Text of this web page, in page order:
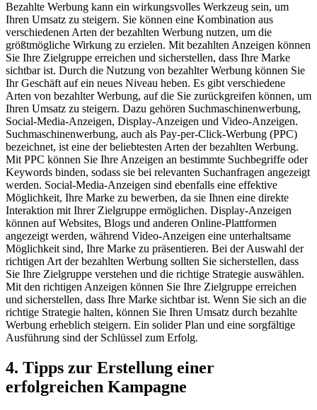
Bezahlte Werbung kann ein wirkungsvolles Werkzeug sein, um
Ihren Umsatz zu steigern. Sie können eine Kombination aus
verschiedenen Arten der bezahlten Werbung nutzen, um die
größtmögliche Wirkung zu erzielen. Mit bezahlten Anzeigen können
Sie Ihre Zielgruppe erreichen und sicherstellen, dass Ihre Marke
sichtbar ist. Durch die Nutzung von bezahlter Werbung können Sie
Ihr Geschäft auf ein neues Niveau heben. Es gibt verschiedene
Arten von bezahlter Werbung, auf die Sie zurückgreifen können, um
Ihren Umsatz zu steigern. Dazu gehören Suchmaschinenwerbung,
Social-Media-Anzeigen, Display-Anzeigen und Video-Anzeigen.
Suchmaschinenwerbung, auch als Pay-per-Click-Werbung (PPC)
bezeichnet, ist eine der beliebtesten Arten der bezahlten Werbung.
Mit PPC können Sie Ihre Anzeigen an bestimmte Suchbegriffe oder
Keywords binden, sodass sie bei relevanten Suchanfragen angezeigt
werden. Social-Media-Anzeigen sind ebenfalls eine effektive
Möglichkeit, Ihre Marke zu bewerben, da sie Ihnen eine direkte
Interaktion mit Ihrer Zielgruppe ermöglichen. Display-Anzeigen
können auf Websites, Blogs und anderen Online-Plattformen
angezeigt werden, während Video-Anzeigen eine unterhaltsame
Möglichkeit sind, Ihre Marke zu präsentieren. Bei der Auswahl der
richtigen Art der bezahlten Werbung sollten Sie sicherstellen, dass
Sie Ihre Zielgruppe verstehen und die richtige Strategie auswählen.
Mit den richtigen Anzeigen können Sie Ihre Zielgruppe erreichen
und sicherstellen, dass Ihre Marke sichtbar ist. Wenn Sie sich an die
richtige Strategie halten, können Sie Ihren Umsatz durch bezahlte
Werbung erheblich steigern. Ein solider Plan und eine sorgfältige
Ausführung sind der Schlüssel zum Erfolg.
4. Tipps zur Erstellung einer
erfolgreichen Kampagne